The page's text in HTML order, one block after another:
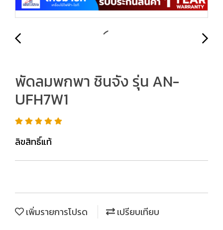
พัดลมพกพา ชินจัง รุ่น AN-
UFH7W1
ลิขสิทธิ์แท้
เพิ่มรายการโปรด
เปรียบเทียบ